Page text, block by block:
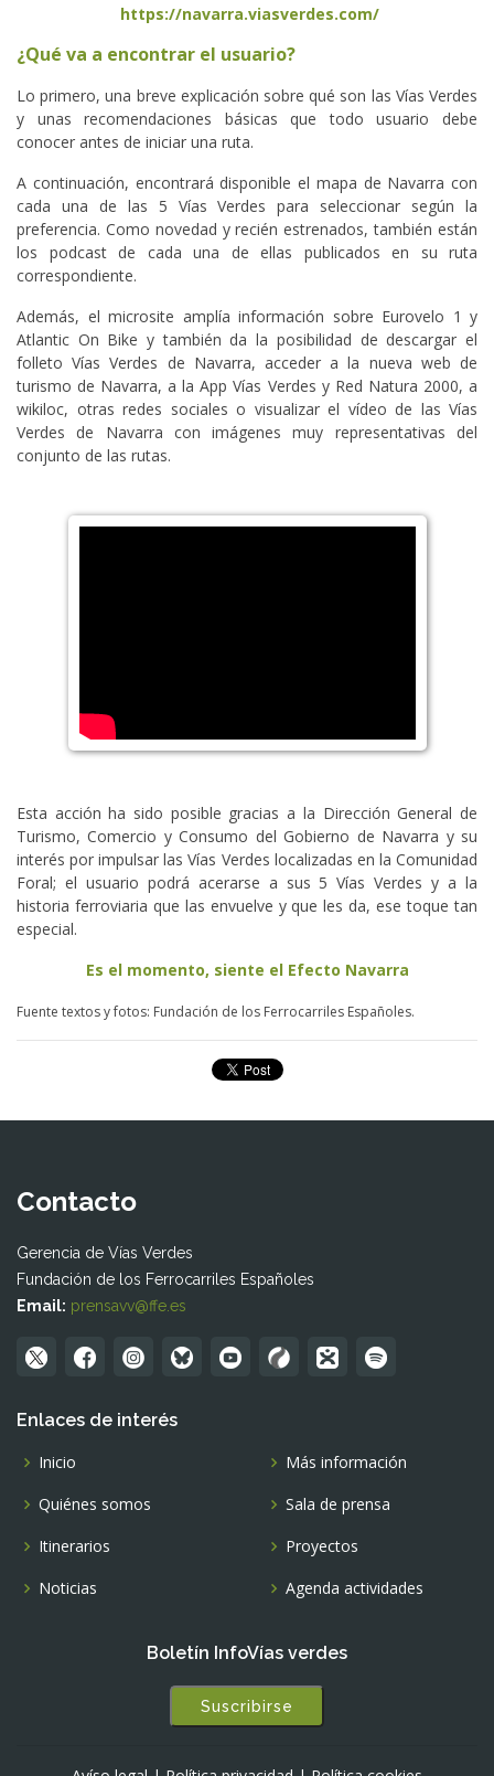
https://navarra.viasverdes.com/
¿Qué va a encontrar el usuario?
Lo primero, una breve explicación sobre qué son las Vías Verdes
y unas recomendaciones básicas que todo usuario debe
conocer antes de iniciar una ruta.
A continuación, encontrará disponible el mapa de Navarra con
cada una de las 5 Vías Verdes para seleccionar según la
preferencia. Como novedad y recién estrenados, también están
los podcast de cada una de ellas publicados en su ruta
correspondiente.
Además, el microsite amplía información sobre Eurovelo 1 y
Atlantic On Bike y también da la posibilidad de descargar el
folleto Vías Verdes de Navarra, acceder a la nueva web de
turismo de Navarra, a la App Vías Verdes y Red Natura 2000, a
wikiloc, otras redes sociales o visualizar el vídeo de las Vías
Verdes de Navarra con imágenes muy representativas del
conjunto de las rutas.
Esta acción ha sido posible gracias a la Dirección General de
Turismo, Comercio y Consumo del Gobierno de Navarra y su
interés por impulsar las Vías Verdes localizadas en la Comunidad
Foral; el usuario podrá acerarse a sus 5 Vías Verdes y a la
historia ferroviaria que las envuelve y que les da, ese toque tan
especial.
Es el momento, siente el Efecto Navarra
Fuente textos y fotos: Fundación de los Ferrocarriles Españoles.
Contacto
Gerencia de Vías Verdes
Fundación de los Ferrocarriles Españoles
Email: prensavv@ffe.es
Enlaces de interés
Inicio
Quiénes somos
Itinerarios
Noticias
Más información
Sala de prensa
Proyectos
Agenda actividades
Boletín InfoVías verdes
Suscribirse